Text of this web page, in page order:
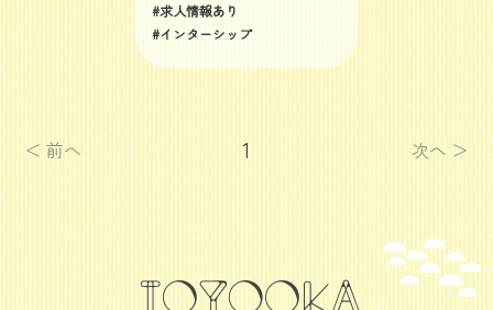
#求人情報あり
#インターシップ
＜ 前へ 1 次へ ＞